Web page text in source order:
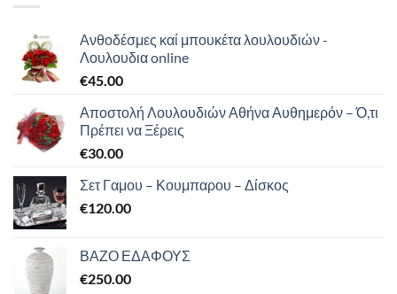
Ανθοδέσμες καί μπουκέτα λουλουδιών -
Λουλουδια online
€45.00
Αποστολή Λουλουδιών Αθήνα Αυθημερόν – Ό,τι
Πρέπει να Ξέρεις
€30.00
Σετ Γαμου – Κουμπαρου – Δίσκος
€120.00
ΒΑΖΟ ΕΔΑΦΟΥΣ
€250.00